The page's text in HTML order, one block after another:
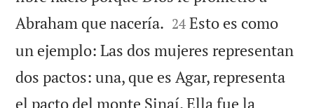
Abraham que nacería. 

24 Esto es como
un ejemplo: Las dos mujeres representan
dos pactos: una, que es Agar, representa
el pacto del monte Sinaí. Ella fue la